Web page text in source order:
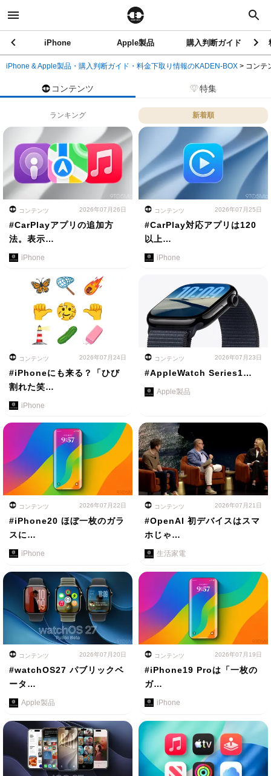
iPhone Apple製品 購入判断ガイド
iPhone & Apple製品・購入判断ガイド・料金下取り情報のKADEN-BOX > コンテ
コンテンツ 特集
ランキング 新着順
コンテンツ 2026年07月26日
#CarPlayアプリの追加方
法。表示…
iPhone
コンテンツ 2026年07月25日
#CarPlay対応アプリは120
以上…
iPhone
コンテンツ 2026年07月24日
#iPhoneにも来る？「ひび
割れた笑…
iPhone
コンテンツ 2026年07月23日
#AppleWatch Series1…
Apple製品
コンテンツ 2026年07月22日
#iPhone20 ほぼ一枚のガラ
スに…
iPhone
コンテンツ 2026年07月21日
#OpenAI 初デバイスはスマ
ホじゃ…
生活家電
コンテンツ 2026年07月20日
#watchOS27 パブリックベ
ータ…
Apple製品
コンテンツ 2026年07月19日
#iPhone19 Proは「一枚の
ガ…
iPhone